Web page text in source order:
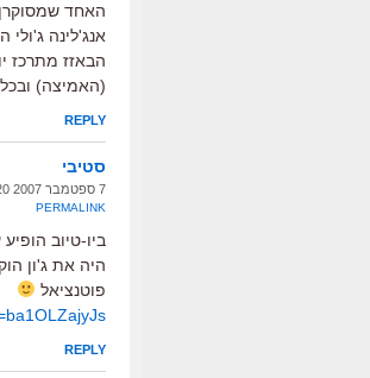
האחד שמסוקרן,
אנג'לינה
הבאזז מתרכז
(האמיצה)
REPLY
סטיבי
7 ספטמבר 2007 at 15:20
PERMALINK
ביו-טיוב
היה את ג'ון
פוטנציאל
REPLY